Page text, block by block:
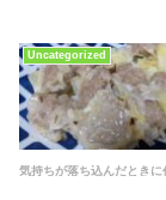
Uncategorized
気持ちが落ち込んだとき